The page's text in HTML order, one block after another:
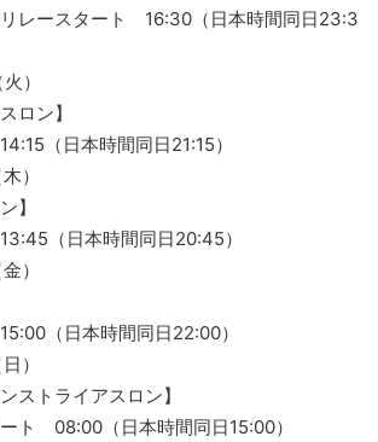
レースタート 16:30（日本時間同日23:3
）
ロン】
（日本時間同日21:15）
）
】
（日本時間同日20:45）
）
（日本時間同日22:00）
）
ストライアスロン】
ト 08:00（日本時間同日15:00）